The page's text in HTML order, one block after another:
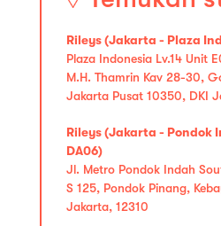
Rileys (Jakarta - Plaza
Plaza Indonesia Lv.14 Unit
M.H. Thamrin Kav 28-30,
Jakarta Pusat 10350, DKI
Rileys (Jakarta - Pondok
DA06)
Jl. Metro Pondok Indah
S 125, Pondok Pinang,
Jakarta, 12310